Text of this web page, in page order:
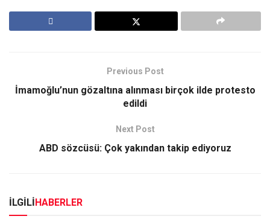
Previous Post
İmamoğlu’nun gözaltına alınması birçok ilde protesto
edildi
Next Post
ABD sözcüsü: Çok yakından takip ediyoruz
İLGİLİHABERLER